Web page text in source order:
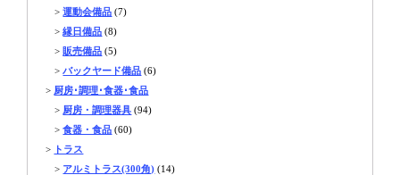
>運動会備品 (7)
>縁日備品 (8)
> 販売備品 (5)
>バックヤード備品 (6)
> 厨房･調理･食器･食品
> 厨房・調理器具 (94)
>食器・食品 (60)
> トラス
> アルミトラス(300角) (14)